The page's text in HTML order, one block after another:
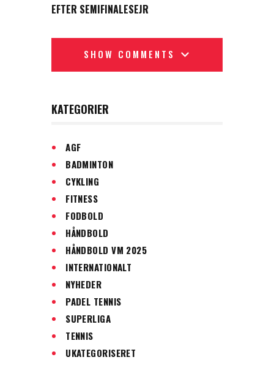
EFTER SEMIFINALESEJR
SHOW COMMENTS
KATEGORIER
AGF
BADMINTON
CYKLING
FITNESS
FODBOLD
HÅNDBOLD
HÅNDBOLD VM 2025
INTERNATIONALT
NYHEDER
PADEL TENNIS
SUPERLIGA
TENNIS
UKATEGORISERET